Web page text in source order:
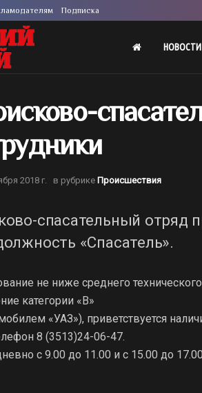
Подписка
НОВОСТИ
2018 г. в рубрике Происшествия
спасательный отряд
«Спасатель».
не ниже среднего
категории «В»
«УАЗ»), приветствуется
8 (3513)24-06-47.
с 9.00 до 11.00 и с 15.00 до